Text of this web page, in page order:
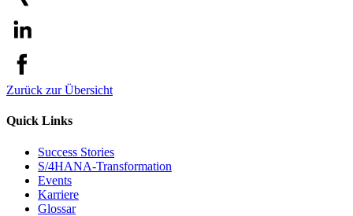
Zurück zur Übersicht
Quick Links
Success Stories
S/4HANA-Transformation
Events
Karriere
Glossar